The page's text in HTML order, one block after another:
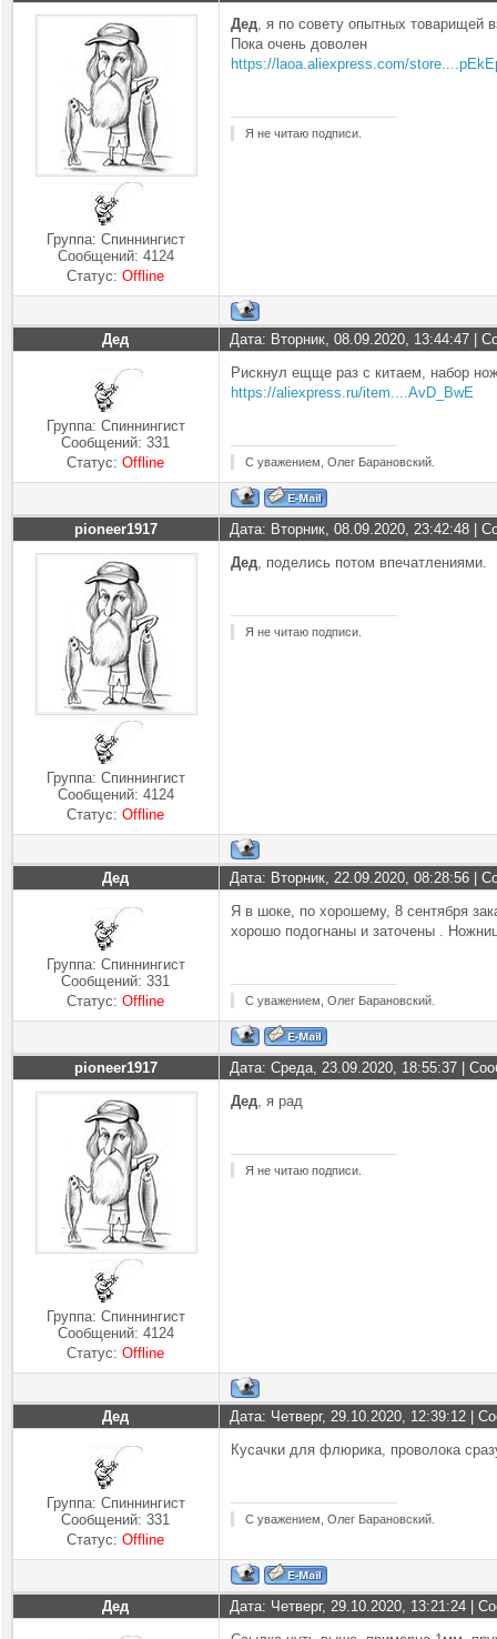
Группа: Спиннингист
Сообщений: 4124
Статус:Offline
Дед, я по совету опытных товарищей
Пока очень доволен
https://laoa.aliexpress.com/
Я не читаю подписи.
Дед Дата: Вторник, 08.09.2020, 13:44:47 |
Группа: Спиннингист
Сообщений:331
Статус:Offline
Рискнул ещще раз с китаем, набор
https://aliexpress.ru/item....AvD_BwE
С уважением, Олег Барановский.
pioneer1917 Дата: Вторник, 08.09.2020, 23:42:48 |
Группа: Спиннингист
Сообщений: 4124
Статус:Offline
Дед, поделись потом впечатлениями.
Я не читаю подписи.
Дед Дата: Вторник, 22.09.2020, 08:28:56 |
Группа: Спиннингист
Сообщений:331
Статус:Offline
Я в шоке, по хорошему, 8 сентября
хорошо подогнаны и заточены .
С уважением, Олег Барановский.
pioneer1917 Дата: Среда, 23.09.2020, 18:55:37 |
Группа: Спиннингист
Сообщений: 4124
Статус:Offline
Дед, я рад
Я не читаю подписи.
Дед Дата: Четверг, 29.10.2020, 12:39:12 |
Группа: Спиннингист
Сообщений:331
Статус:Offline
Кусачки для флюрика, проволока
С уважением, Олег Барановский.
Дед Дата: Четверг, 29.10.2020, 13:21:24 |